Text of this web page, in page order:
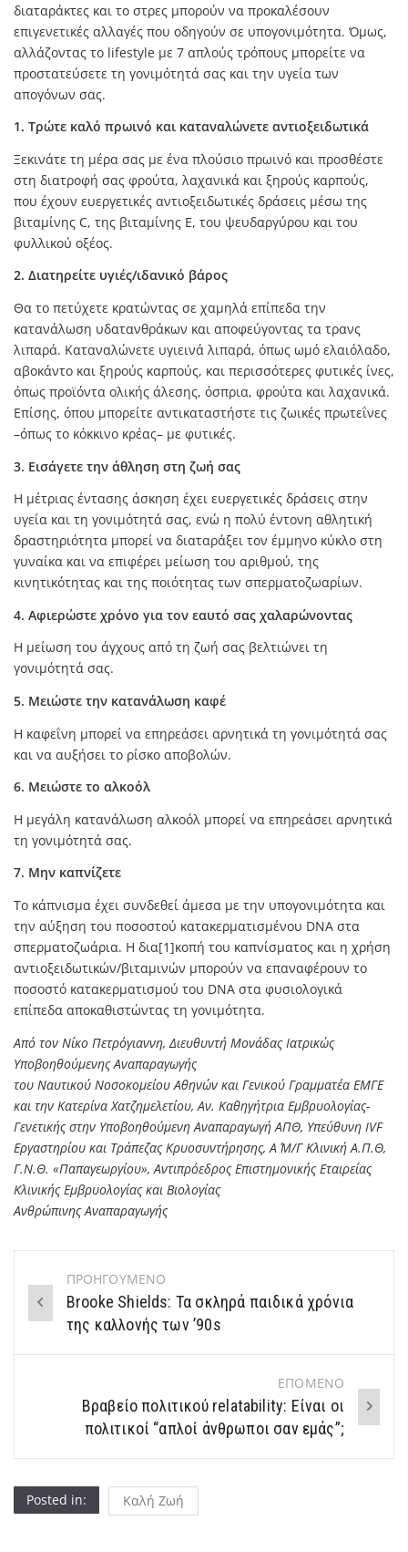
διαταράκτες και το στρες μπορούν να προκαλέσουν
επιγενετικές αλλαγές που οδηγούν σε υπογονιμότητα. Όμως,
αλλάζοντας το lifestyle με 7 απλούς τρόπους μπορείτε να
προστατεύσετε τη γονιμότητά σας και την υγεία των
απογόνων σας.
1. Τρώτε καλό πρωινό και καταναλώνετε αντιοξειδωτικά
Ξεκινάτε τη μέρα σας με ένα πλούσιο πρωινό και προσθέστε
στη διατροφή σας φρούτα, λαχανικά και ξηρούς καρπούς,
που έχουν ευεργετικές αντιοξειδωτικές δράσεις μέσω της
βιταμίνης C, της βιταμίνης Ε, του ψευδαργύρου και του
φυλλικού οξέος.
2. Διατηρείτε υγιές/ιδανικό βάρος
Θα το πετύχετε κρατώντας σε χαμηλά επίπεδα την
κατανάλωση υδατανθράκων και αποφεύγοντας τα τρανς
λιπαρά. Καταναλώνετε υγιεινά λιπαρά, όπως ωμό ελαιόλαδο,
αβοκάντο και ξηρούς καρπούς, και περισσότερες φυτικές ίνες,
όπως προϊόντα ολικής άλεσης, όσπρια, φρούτα και λαχανικά.
Επίσης, όπου μπορείτε αντικαταστήστε τις ζωικές πρωτεΐνες
–όπως το κόκκινο κρέας– με φυτικές.
3. Εισάγετε την άθληση στη ζωή σας
Η μέτριας έντασης άσκηση έχει ευεργετικές δράσεις στην
υγεία και τη γονιμότητά σας, ενώ η πολύ έντονη αθλητική
δραστηριότητα μπορεί να διαταράξει τον έμμηνο κύκλο στη
γυναίκα και να επιφέρει μείωση του αριθμού, της
κινητικότητας και της ποιότητας των σπερματοζωαρίων.
4. Αφιερώστε χρόνο για τον εαυτό σας χαλαρώνοντας
Η μείωση του άγχους από τη ζωή σας βελτιώνει τη
γονιμότητά σας.
5. Μειώστε την κατανάλωση καφέ
Η καφεΐνη μπορεί να επηρεάσει αρνητικά τη γονιμότητά σας
και να αυξήσει το ρίσκο αποβολών.
6. Μειώστε το αλκοόλ
Η μεγάλη κατανάλωση αλκοόλ μπορεί να επηρεάσει αρνητικά
τη γονιμότητά σας.
7. Μην καπνίζετε
Το κάπνισμα έχει συνδεθεί άμεσα με την υπογονιμότητα και
την αύξηση του ποσοστού κατακερματισμένου DNA στα
σπερματοζωάρια. Η δια[1]κοπή του καπνίσματος και η χρήση
αντιοξειδωτικών/βιταμινών μπορούν να επαναφέρουν το
ποσοστό κατακερματισμού του DNA στα φυσιολογικά
επίπεδα αποκαθιστώντας τη γονιμότητα.
Από τον Νίκο Πετρόγιαννη, Διευθυντή Μονάδας Ιατρικώς
Υποβοηθούμενης Αναπαραγωγής
του Ναυτικού Νοσοκομείου Αθηνών και Γενικού Γραμματέα ΕΜΓΕ
και την Κατερίνα Χατζημελετίου, Αν. Καθηγήτρια Εμβρυολογίας-
Γενετικής στην Υποβοηθούμενη Αναπαραγωγή ΑΠΘ, Υπεύθυνη IVF
Εργαστηρίου και Τράπεζας Κρυοσυντήρησης, A΄ M/Γ Κλινική Α.Π.Θ,
Γ.Ν.Θ. «Παπαγεωργίου», Αντιπρόεδρος Επιστημονικής Εταιρείας
Κλινικής Εμβρυολογίας και Βιολογίας
Ανθρώπινης Αναπαραγωγής
Post
navigation
ΠΡΟΗΓΟΥΜΕΝΟ
Brooke Shields: Τα σκληρά παιδικά χρόνια
της καλλονής των ’90s
ΕΠΟΜΕΝΟ
Βραβείο πολιτικού relatability: Είναι οι
πολιτικοί “απλοί άνθρωποι σαν εμάς”;
Posted in: Καλή Ζωή